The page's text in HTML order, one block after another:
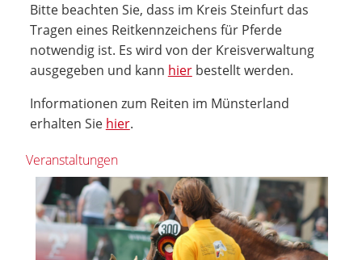
Bitte beachten Sie, dass im Kreis Steinfurt das
Tragen eines Reitkennzeichens für Pferde
notwendig ist. Es wird von der Kreisverwaltung
ausgegeben und kann hierbestellt werden.
Informationen zum Reiten im Münsterland
erhalten Sie hier.
Veranstaltungen